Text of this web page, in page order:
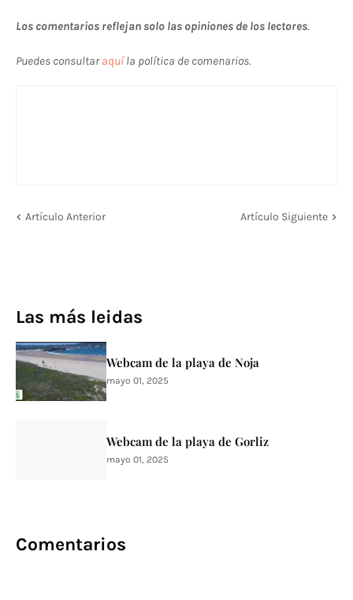
Los comentarios reflejan solo las opiniones de los lectores.
Puedes consultaraquíla política de comenarios.
Artículo Anterior Artículo Siguiente
Las más leidas
Webcam de la playa de Noja
mayo 01, 2025
Webcam de la playa de Gorliz
mayo 01, 2025
Comentarios